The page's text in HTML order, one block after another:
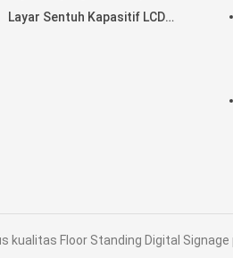
Layar Sentuh Kapasitif LCD
kualitas Floor Standing Digital